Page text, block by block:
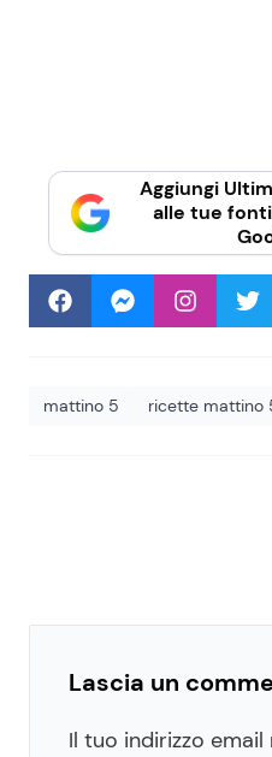
Aggiungi
alle tue
mattino 5 ricette mattino
Lascia un
Il tuo indirizzo email